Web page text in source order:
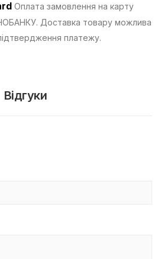
Оплата замовлення на карту
Доставка товару можлива
платежу.
Відгуки